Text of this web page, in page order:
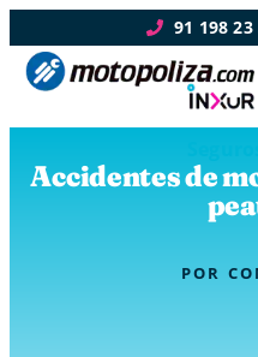
91 198 23
Accidentes de
POR